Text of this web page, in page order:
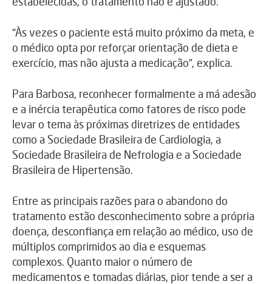
“Às vezes o paciente está muito próximo da meta, e
o médico opta por reforçar orientação de dieta e
exercício, mas não ajusta a medicação”, explica.
Para Barbosa, reconhecer formalmente a má adesão
e a inércia terapêutica como fatores de risco pode
levar o tema às próximas diretrizes de entidades
como a Sociedade Brasileira de Cardiologia, a
Sociedade Brasileira de Nefrologia e a Sociedade
Brasileira de Hipertensão.
Entre as principais razões para o abandono do
tratamento estão desconhecimento sobre a própria
doença, desconfiança em relação ao médico, uso de
múltiplos comprimidos ao dia e esquemas
complexos. Quanto maior o número de
medicamentos e tomadas diárias, pior tende a ser a